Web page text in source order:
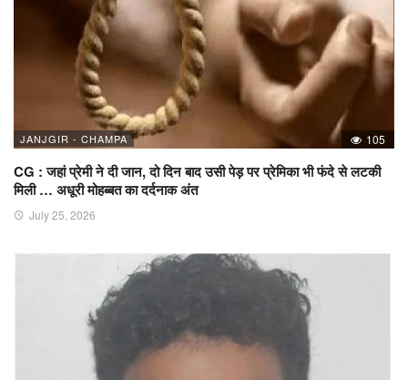
JANJGIR - CHAMPA 105
CG : जहां प्रेमी ने दी जान, दो दिन बाद उसी पेड़ पर प्रेमिका भी फंदे से लटकी
मिली … अधूरी मोहब्बत का दर्दनाक अंत
July 25, 2026